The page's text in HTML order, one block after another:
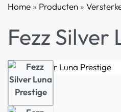
Home » Producten »
Fezz Silver